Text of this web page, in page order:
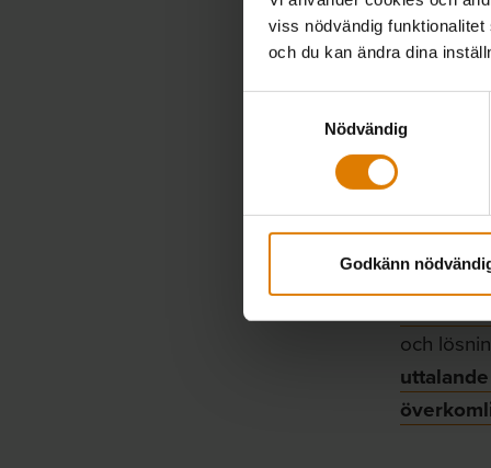
viss nödvändig
och du kan ändra dina
Nödvändig
Godkänn
Nicolas
rättigheter
kvalitet
EU:s
och